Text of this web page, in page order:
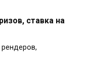
ставка на